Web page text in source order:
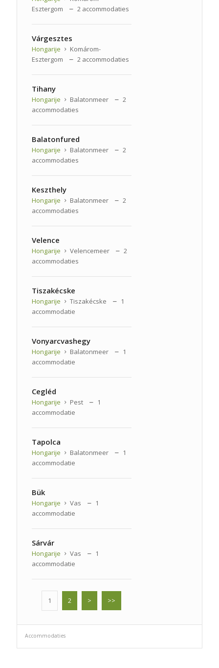
Esztergom
2 accommodaties
Várgesztes
Hongarije
Komárom-
Esztergom
2 accommodaties
Tihany
Hongarije Balatonmeer
2
accommodaties
Balatonfured
Hongarije Balatonmeer
2
accommodaties
Keszthely
Hongarije Balatonmeer
2
accommodaties
Velence
Hongarije Velencemeer
2
accommodaties
Tiszakécske
Hongarije Tiszakécske
1
accommodatie
Vonyarcvashegy
Hongarije Balatonmeer
1
accommodatie
Cegléd
Hongarije Pest
1
accommodatie
Tapolca
Hongarije Balatonmeer
1
accommodatie
Bük
Hongarije Vas
1
accommodatie
Sárvár
Hongarije Vas
1
accommodatie
1 2 > >>
Accommodaties